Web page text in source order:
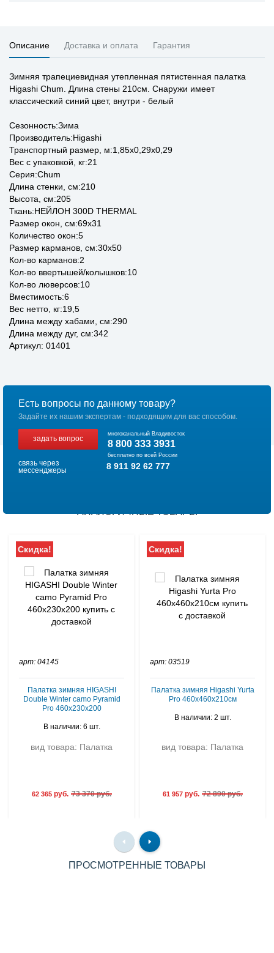
Описание Доставка и оплата Гарантия
Зимняя трапециевидная утепленная пятистенная палатка
Higashi Chum. Длина стены 210см. Снаружи имеет
классический синий цвет, внутри - белый
Сезонность:Зима
Производитель:Higashi
Транспортный размер, м:1,85x0,29x0,29
Вес с упаковкой, кг:21
Серия:Chum
Длина стенки, см:210
Высота, см:205
Ткань:НЕЙЛОН 300D THERMAL
Размер окон, см:69x31
Количество окон:5
Размер карманов, см:30x50
Кол-во карманов:2
Кол-во ввертышей/колышков:10
Кол-во люверсов:10
Вместимость:6
Вес нетто, кг:19,5
Длина между хабами, см:290
Длина между дуг, см:342
Артикул: 01401
Есть вопросы по данному товару?
Задайте их нашим экспертам - подходящим для вас способом.
задать вопрос
многоканальный Владивосток
8 800 333 3931
бесплатно по всей России
связь через
мессенджеры
8 911 92 62 777
АНАЛОГИЧНЫЕ ТОВАРЫ
Скидка!
арт: 04145
Палатка зимняя HIGASHI
Double Winter camo Pyramid
Pro 460x230x200
В наличии: 6 шт.
вид товара: Палатка
62 365 руб. 73 370 руб.
Скидка!
арт: 03519
Палатка зимняя Higashi Yurta
Pro 460х460х210см
В наличии: 2 шт.
вид товара: Палатка
61 957 руб. 72 890 руб.
ПРОСМОТРЕННЫЕ ТОВАРЫ